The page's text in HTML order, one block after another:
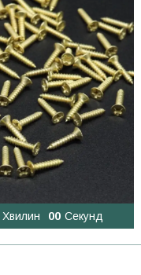
Хвилин 00 Секунд